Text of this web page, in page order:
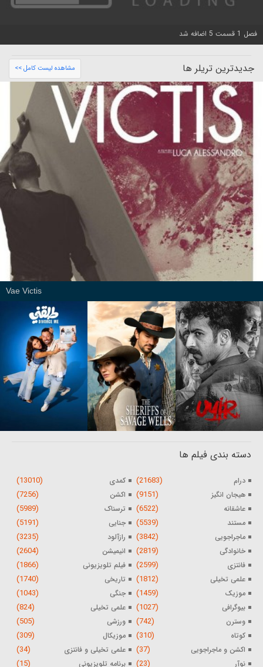
فصل 1 قسمت 5 اضافه شد
جدیدترین تریلر ها مشاهده لیست کامل >>
Vae Victis
دسته بندی فیلم ها
درام (21683) کمدی (13010)
هیجان انگیز (9151) اکشن (7256)
عاشقانه (6522) ترسناک (5989)
مستند (5539) جنایی (5191)
ماجراجویی (3842) رازآلود (3235)
خانوادگی (2819) انیمیشن (2604)
فانتزی (2599) فیلم تلویزیونی (1866)
علمی تخیلی (1812) تاریخی (1740)
موزیک (1459) جنگی (1043)
بیوگرافی (1027) علمی تخیلی (824)
وسترن (742) ورزشی (505)
کوتاه (310) موزیکال (309)
اکشن و ماجراجویی (37) علمی تخیلی و فانتزی (34)
نوآر (23) برنامه تلویزیونی (15)